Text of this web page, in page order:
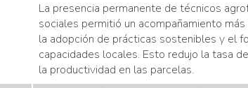
La presencia permanente de técnicos
sociales permitió un acompañamiento
la adopción de prácticas sostenibles y el
capacidades locales. Esto redujo la tasa
la productividad en las parcelas.